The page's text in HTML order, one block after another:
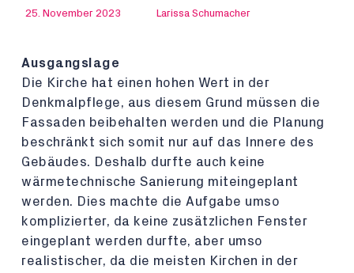
25. November 2023 Larissa Schumacher
Ausgangslage
Die Kirche hat einen hohen Wert in der
Denkmalpflege, aus diesem Grund müssen die
Fassaden beibehalten werden und die Planung
beschränkt sich somit nur auf das Innere des
Gebäudes. Deshalb durfte auch keine
wärmetechnische Sanierung miteingeplant
werden. Dies machte die Aufgabe umso
komplizierter, da keine zusätzlichen Fenster
eingeplant werden durfte, aber umso
realistischer, da die meisten Kirchen in der